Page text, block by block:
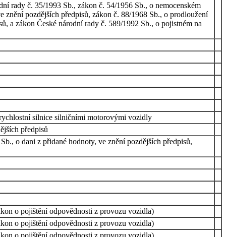
rady č. 35/1993 Sb., zákon č. 54/1956 Sb., o nemocenském
znění pozdějších předpisů, zákon č. 88/1968 Sb., o prodloužení
a zákon České národní rady č. 589/1992 Sb., o pojistném na
silnice silničními motorovými vozidly
předpisů
o dani z přidané hodnoty, ve znění pozdějších předpisů,
o pojištění odpovědnosti z provozu vozidla)
o pojištění odpovědnosti z provozu vozidla)
o pojištění odpovědnosti z provozu vozidla)